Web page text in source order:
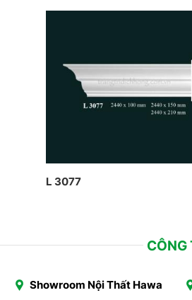
L 3077
CÔNG
Showroom Nội Thất Hawa